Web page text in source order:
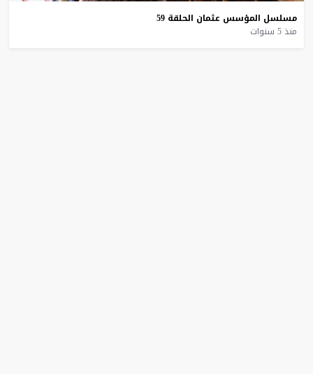
مسلسل المؤسس عثمان الحلقة 59
منذ 5 سنوات